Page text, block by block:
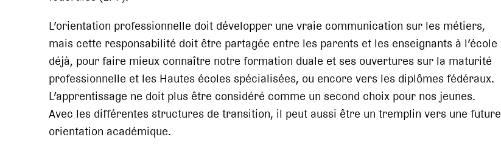
L’orientation professionnelle doit développer une vraie communication sur les métiers,
mais cette responsabilité doit être partagée entre les parents et les enseignants à l’école
déjà, pour faire mieux connaître notre formation duale et ses ouvertures sur la maturité
professionnelle et les Hautes écoles spécialisées, ou encore vers les diplômes fédéraux.
L’apprentissage ne doit plus être considéré comme un second choix pour nos jeunes.
Avec les différentes structures de transition, il peut aussi être un tremplin vers une future
orientation académique.